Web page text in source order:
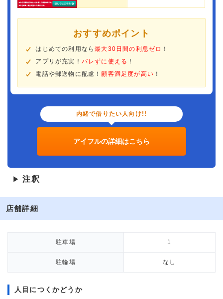
おすすめポイント
はじめての利用なら最大30日間の利息ゼロ ！
アプリが充実！ バレずに使える ！
電話や郵送物に配慮！顧客満足度が高い ！
内緒で借りたい人向け!!
アイフルの詳細はこちら
▶ 注釈
店舗詳細
駐車場 1
駐輪場 なし
人目につくかどうか